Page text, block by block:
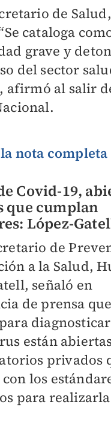
de
cataloga
grave y
del sector
afirmó al salir
nota completa
Covid-19,
que cumplan
López-
de
a la Salud,
señaló en
de prensa
diagnosticar
están
privados
los
para